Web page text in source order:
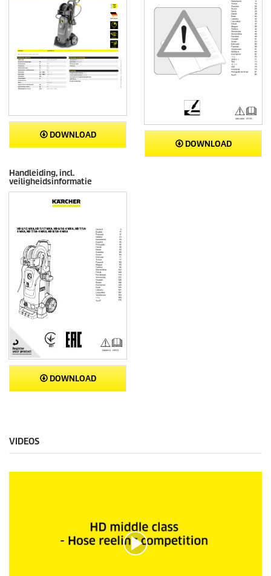
DOWNLOAD
DOWNLOAD
Handleiding, incl.
veiligheidsinformatie
DOWNLOAD
VIDEOS